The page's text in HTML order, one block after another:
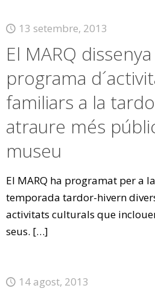
13 setembre, 2013
El MARQ
programa
familiars a la
atraure més
museu
El MARQ ha programat per a la
temporada tardor-hivern
activitats culturals que
seus. […]
14 agost, 2013